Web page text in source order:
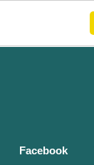
Facebook